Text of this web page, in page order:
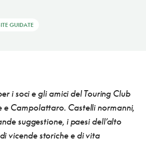
GUIDATE
i soci e gli amici del Touring Club
e Campolattaro. Castelli normanni,
suggestione, i paesi dell’alto
vicende storiche e di vita